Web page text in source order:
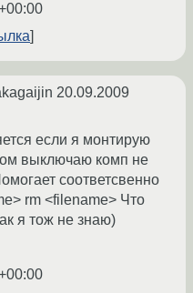
20.09.2009
если я монтирую
выключаю комп не
соответсвенно
rm <filename> Что
я тож не знаю)